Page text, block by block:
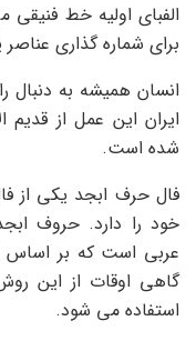
الفبای اولیه خط
برای شماره گذاری
انسان همیشه به دنبال
ایران این عمل از قدیم
شده است.
فال حرف ابجد یکی از
خود را دارد. حروف
عربی است که بر اساس
گاهی اوقات از این
استفاده می شود.